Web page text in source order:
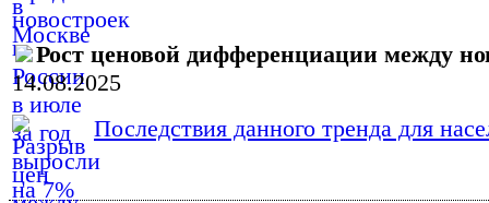
Рост ценовой дифференциации между
14.08.2025
Последствия данного тренда для